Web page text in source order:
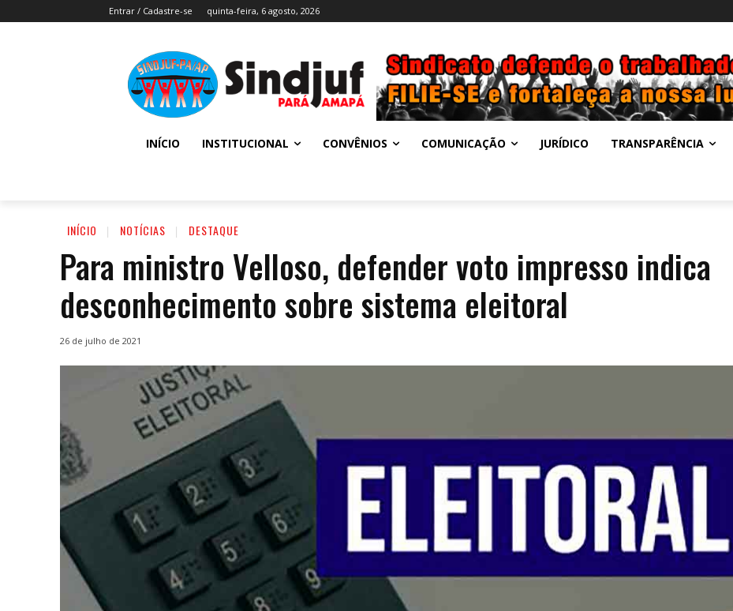
Entrar / Cadastre-se quinta-feira, 6 agosto, 2026
INÍCIO INSTITUCIONAL CONVÊNIOS COMUNICAÇÃO JURÍDICO TRANSPARÊNCIA
INÍCIO NOTÍCIAS DESTAQUE
Para ministro Velloso, defender voto impresso indica
desconhecimento sobre sistema eleitoral
26 de julho de 2021